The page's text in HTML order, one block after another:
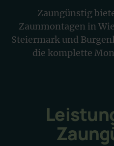
Zaungünstig
Zaunmontagen in
Steiermark und
die komplette